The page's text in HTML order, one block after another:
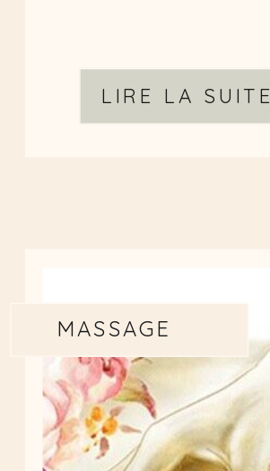
LIRE LA SUITE
MASSAGE